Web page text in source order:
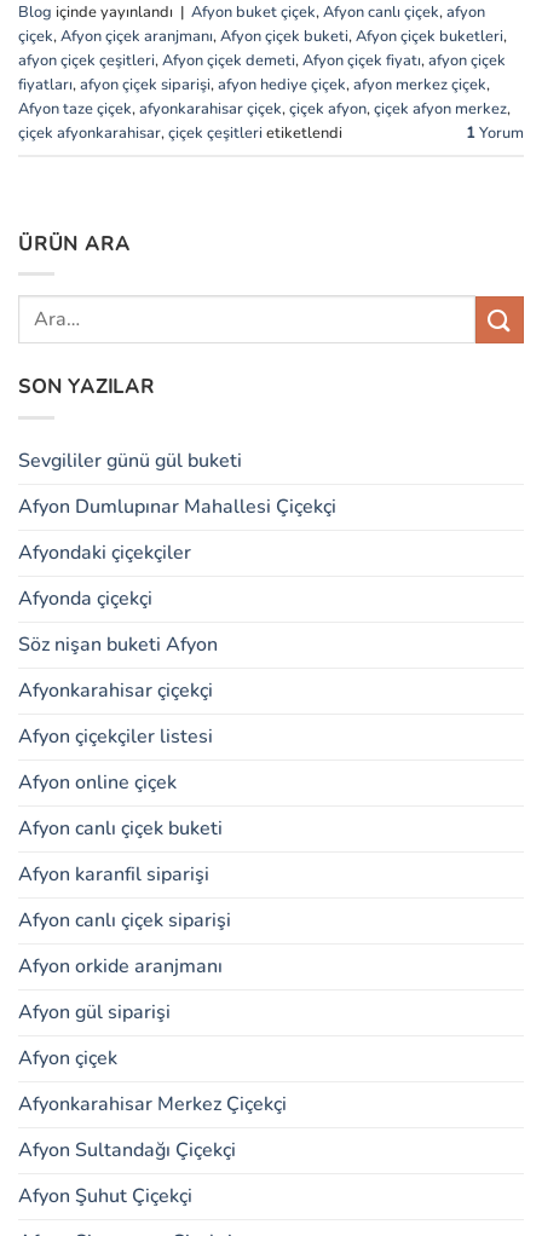
Blog içinde yayınlandı | Afyon buket çiçek,Afyon canlı çiçek,afyon
çiçek,Afyon çiçek aranjmanı,Afyon çiçek buketi,Afyon çiçek buketleri,
afyon çiçek çeşitleri,Afyon çiçek demeti,Afyon çiçek fiyatı,afyon çiçek
fiyatları,afyon çiçek siparişi,afyon hediye çiçek,afyon merkez çiçek,
Afyon taze çiçek,afyonkarahisar çiçek,çiçek afyon,çiçek afyon merkez,
çiçek afyonkarahisar,çiçek çeşitleri etiketlendi 1Yorum
ÜRÜN ARA
SON YAZILAR
Sevgililer günü gül buketi
Afyon Dumlupınar Mahallesi Çiçekçi
Afyondaki çiçekçiler
Afyonda çiçekçi
Söz nişan buketi Afyon
Afyonkarahisar çiçekçi
Afyon çiçekçiler listesi
Afyon online çiçek
Afyon canlı çiçek buketi
Afyon karanfil siparişi
Afyon canlı çiçek siparişi
Afyon orkide aranjmanı
Afyon gül siparişi
Afyon çiçek
Afyonkarahisar Merkez Çiçekçi
Afyon Sultandağı Çiçekçi
Afyon Şuhut Çiçekçi